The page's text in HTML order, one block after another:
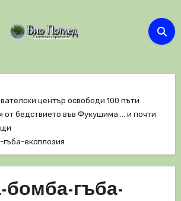
център освободи 100 пъти
от бедствието във Фукушима … и почти
експлозия
бомба-гъба-